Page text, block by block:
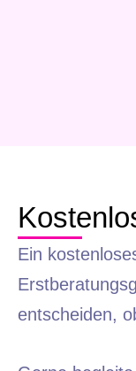
Ein
entscheiden,